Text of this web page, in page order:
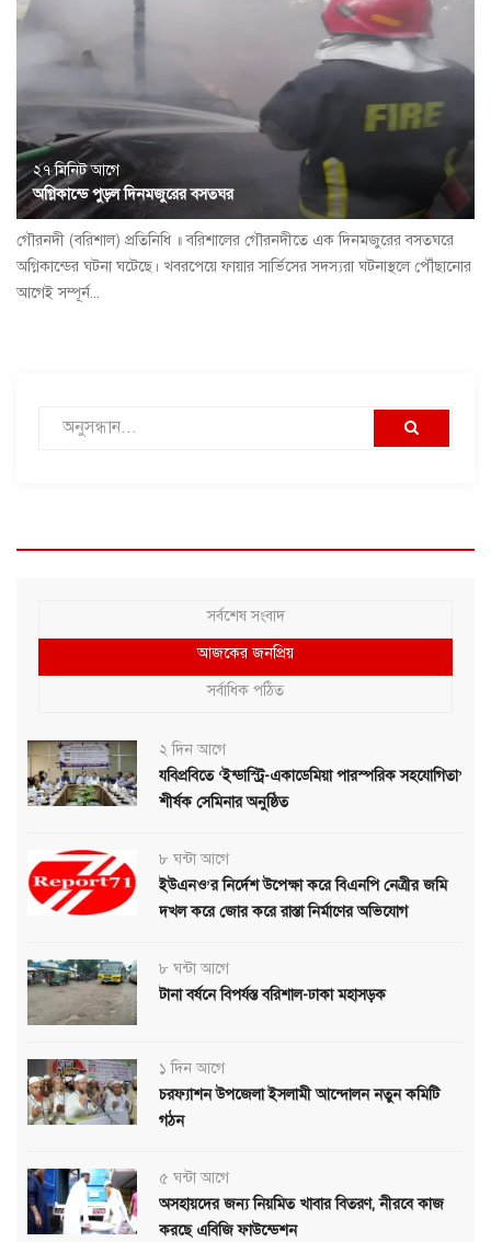
২৭ মিনিট আগে
অগ্নিকান্ডে পুড়ল দিনমজুরের বসতঘর
গৌরনদী (বরিশাল) প্রতিনিধি ॥ বরিশালের গৌরনদীতে এক দিনমজুরের বসতঘরে
অগ্নিকান্ডের ঘটনা ঘটেছে। খবরপেয়ে ফায়ার সার্ভিসের সদস্যরা ঘটনাস্থলে পৌঁছানোর
আগেই সম্পূর্ন...
সর্বশেষ সংবাদ
আজকের জনপ্রিয়
সর্বাধিক পঠিত
২ দিন আগে
যবিপ্রবিতে ‘ইন্ডাস্ট্রি-একাডেমিয়া পারস্পরিক সহযোগিতা’
শীর্ষক সেমিনার অনুষ্ঠিত
৮ ঘন্টা আগে
ইউএনও’র নির্দেশ উপেক্ষা করে বিএনপি নেত্রীর জমি
দখল করে জোর করে রাস্তা নির্মাণের অভিযোগ
৮ ঘন্টা আগে
টানা বর্ষনে বিপর্যস্ত বরিশাল-ঢাকা মহাসড়ক
১ দিন আগে
চরফ্যাশন উপজেলা ইসলামী আন্দোলন নতুন কমিটি
গঠন
৫ ঘন্টা আগে
অসহায়দের জন্য নিয়মিত খাবার বিতরণ, নীরবে কাজ
করছে এবিজি ফাউন্ডেশন